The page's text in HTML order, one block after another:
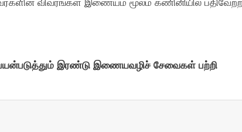
விவரங்கள் இணையம் மூலம் கணினியில்
இரண்டு இணையவழிச் சேவைகள் பற்றி